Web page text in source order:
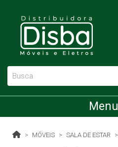
Menu
MÓVEIS SALA DE ESTAR